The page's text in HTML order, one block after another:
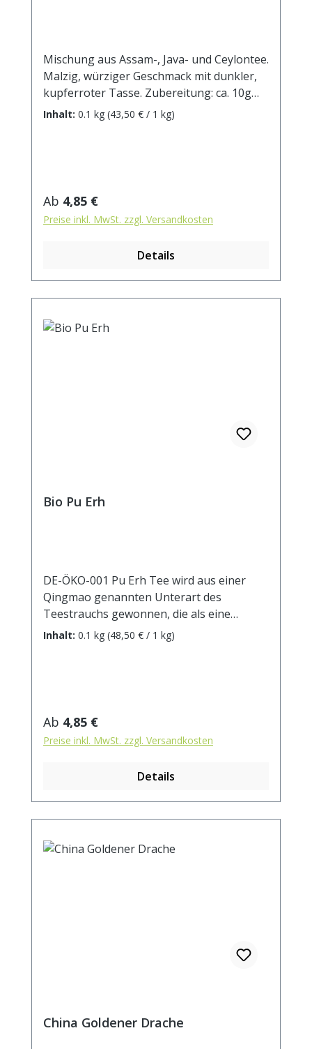
Mischung aus Assam-, Java- und Ceylontee.
Malzig, würziger Geschmack mit dunkler,
kupferroter Tasse. Zubereitung: ca. 10g
Tee mit 1 l. kochendem Wasser aufgiessen.
Inhalt: 0.1 kg (43,50 € / 1 kg)
Regulärer Preis:
Ab 4,85 €
Preise inkl. MwSt. zzgl. Versandkosten
Details
Bio Pu Erh
DE-ÖKO-001 Pu Erh Tee wird aus einer
Qingmao genannten Unterart des
Teestrauchs gewonnen, die als eine
Urform der Pflanze gilt. Er wird seit 1700
seine rötlich-braune Farbe und den
kräftigen, erdigen Geschmack verleiht. Der
hochwertige Tee aus biologischem Anbau
Inhalt: 0.1 kg (48,50 € / 1 kg)
Regulärer Preis:
Ab 4,85 €
Preise inkl. MwSt. zzgl. Versandkosten
Details
China Goldener Drache